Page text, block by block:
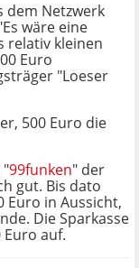
dem Netzwerk
wäre eine
relativ kleinen
Euro
"Loeser
500 Euro die
"99funken" der
gut. Bis dato
Euro in Aussicht,
Die Sparkasse
auf.